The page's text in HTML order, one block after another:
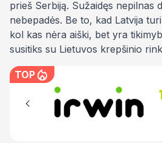
prieš Serbiją. Sužaidęs nepilnas
nebepadės. Be to, kad Latvija
kol kas nėra aiški, bet yra
susitiks su Lietuvos krepšinio
TOP